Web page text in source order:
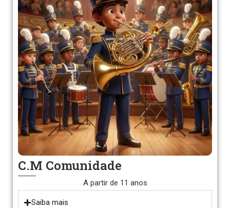
C.M Comunidade
A partir de 11 anos
Saiba mais